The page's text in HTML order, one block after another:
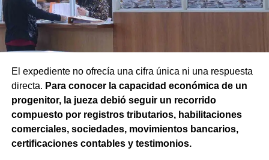
las partes decide no continuar con la acción.
Agregó que el Código Procesal Civil y Comercial autoriza
esa posibilidad siempre que, si la demanda ya fue
trasladada, la otra parte haya sido notificada.
Como en este caso ese traslado aún no se había
concretado, la jueza entendió que estaban cumplidos
todos los requisitos legales para admitir el desistimiento y
declarar extinguido el proceso.
El expediente no ofrecía una cifra única ni una respuesta
directa. Para conocer la capacidad económica de un
progenitor, la jueza debió seguir un recorrido
compuesto por registros tributarios, habilitaciones
comerciales, sociedades, movimientos bancarios,
certificaciones contables y testimonios.